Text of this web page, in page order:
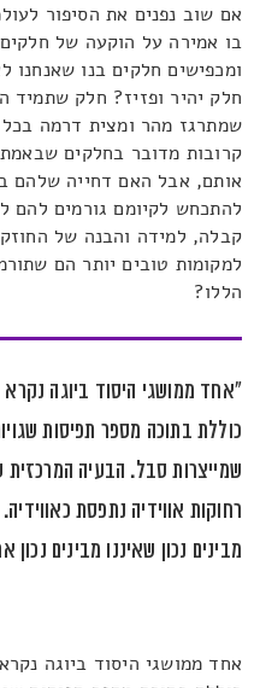
אם שוב נפנים את הסיפור
בו אמירה על הוקעה של
ומכפישים חלקים בנו שאנחנו
חלק יהיר ופזיז? חלק שתמיד
שמתרגז מהר ומצית דרמה
קרובות מדובר בחלקים שבאמת
אותם, אבל האם דחייה שלהם
להתכחש לקיומם גורמים להם
קבלה, למידה והבנה של
למקומות טובים יותר הם
הללו?
"אחד ממושגי היסוד ביוגה
כוללת בתוכה מספר תפיסות
שמייצרות סבל. הבעיה המרכזית
רחוקות אווידיה נתפסת
מבינים נכון שאיננו מבינים
אחד ממושגי היסוד ביוגה